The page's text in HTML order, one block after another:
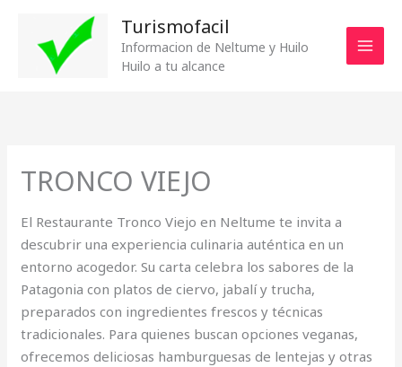
contenido
Turismofacil
Informacion de Neltume y Huilo
Huilo a tu alcance
TRONCO VIEJO
El Restaurante Tronco Viejo en Neltume te invita a
descubrir una experiencia culinaria auténtica en un
entorno acogedor. Su carta celebra los sabores de la
Patagonia con platos de ciervo, jabalí y trucha,
preparados con ingredientes frescos y técnicas
tradicionales. Para quienes buscan opciones veganas,
ofrecemos deliciosas hamburguesas de lentejas y otras